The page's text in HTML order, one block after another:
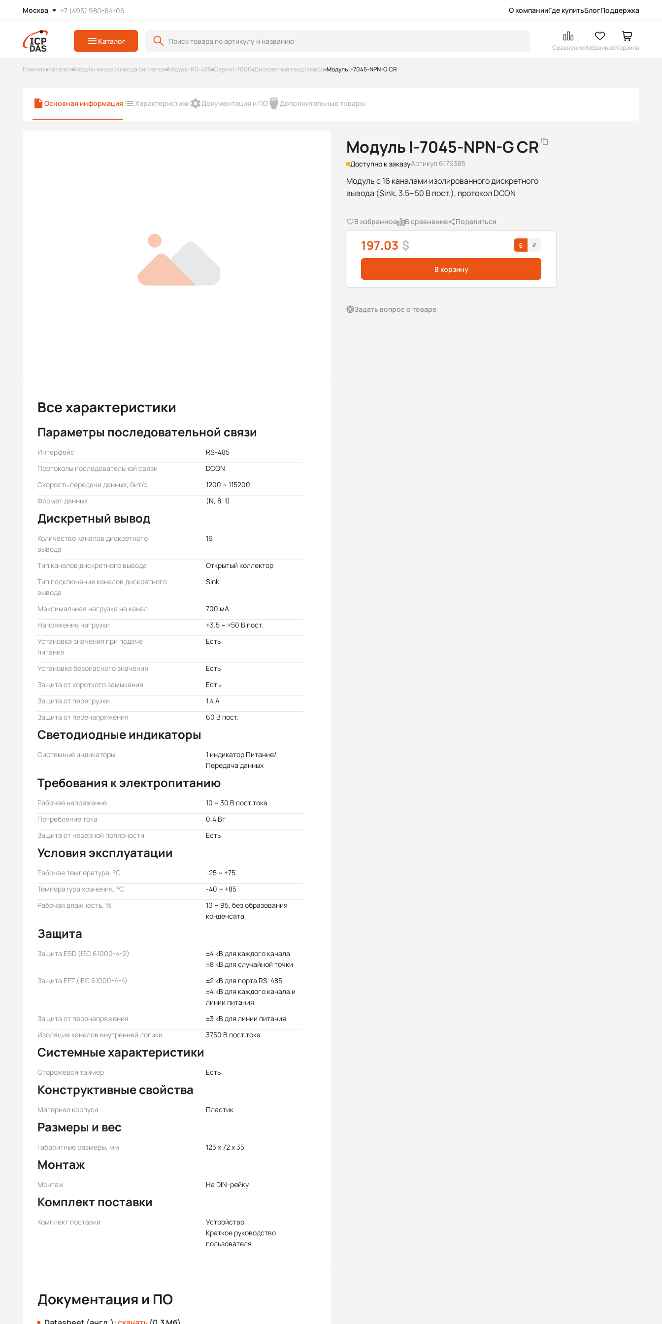
Москва +7 (495) 980-64-06 О компанииГде купитьБлогПоддержка
Каталог
СравнениеИзбранноеКорзина
Главная Каталог Модули ввода/вывода сигналов Модули RS-485 Серия I-7000 Дискретный ввод/вывод Модуль I-7045-NPN-G CR
Основная информация Характеристики Документация и ПО Дополнительные товары
Модуль I-7045-NPN-G CR
Доступно к заказуАртикул 6176385
Модуль с 16 каналами изолированного дискретного
вывода (Sink, 3.5~50 В пост.), протокол DCON
В избранное В сравнение Поделиться
197.03 $
В корзину
Задать вопрос о товаре
Все характеристики
Параметры последовательной связи
Интерфейс
RS-485
Протоколы последовательной связи
DCON
Скорость передачи данных, бит/с
1200 ~ 115200
Формат данных
(N, 8, 1)
Дискретный вывод
Количество каналов дискретного
вывода
16
Тип каналов дискретного вывода
Открытый коллектор
Тип подключения каналов дискретного
вывода
Sink
Максимальная нагрузка на канал
700 мА
Напряжение нагрузки
+3.5 ~ +50 В пост.
Установка значения при подаче
питания
Есть
Установка безопасного значения
Есть
Защита от короткого замыкания
Есть
Защита от перегрузки
1.4 A
Защита от перенапряжения
60 В пост.
Светодиодные индикаторы
Системные индикаторы
1 индикатор Питание/
Передача данных
Требования к электропитанию
Рабочее напряжение
10 ~ 30 В пост.тока
Потребление тока
0.4 Вт
Защита от неверной полярности
Есть
Условия эксплуатации
Рабочая температура, °C
-25 ~ +75
Температура хранения, °C
-40 ~ +85
Рабочая влажность, %
10 ~ 95, без образования
конденсата
Защита
Защита ESD (IEC 61000-4-2)
±4 кВ для каждого канала
±8 кВ для случайной точки
Защита EFT (IEC 61000-4-4)
±2 кВ для порта RS-485
±4 кВ для каждого канала и
линии питания
Защита от перенапряжения
±3 кВ для линии питания
Изоляция каналов внутренней логики
3750 В пост.тока
Системные характеристики
Сторожевой таймер Есть
Конструктивные свойства
Материал корпуса Пластик
Размеры и вес
Габаритные размеры, мм 123 x 72 x 35
Монтаж
Монтаж На DIN-рейку
Комплект поставки
Комплект поставки
Устройство
Краткое руководство
пользователя
Документация и ПО